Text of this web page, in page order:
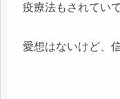
疫療法もされていて
愛想はないけど、